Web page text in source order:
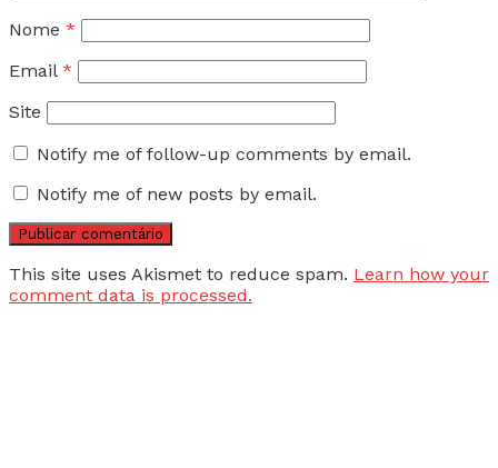
Nome *
Email *
Site
Notify me of follow-up comments by email.
Notify me of new posts by email.
This site uses Akismet to reduce spam. Learn how your
comment data is processed.